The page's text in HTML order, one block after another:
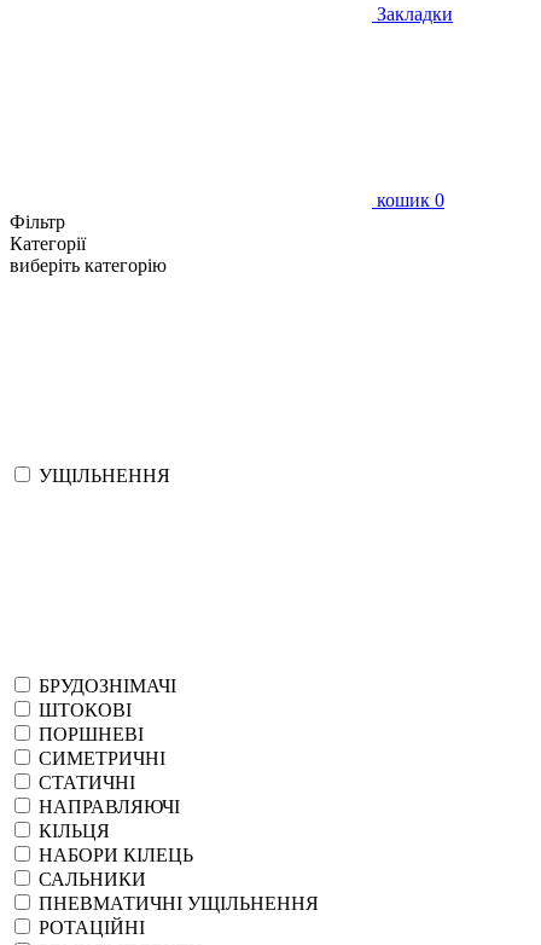
Закладки
кошик 0
Фільтр
Категорії
виберіть категорію
УЩІЛЬНЕННЯ
БРУДОЗНІМАЧІ
ШТОКОВІ
ПОРШНЕВІ
СИМЕТРИЧНІ
СТАТИЧНІ
НАПРАВЛЯЮЧІ
КІЛЬЦЯ
НАБОРИ КІЛЕЦЬ
САЛЬНИКИ
ПНЕВМАТИЧНІ УЩІЛЬНЕННЯ
РОТАЦІЙНІ